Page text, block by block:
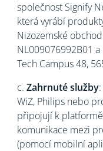
společnost Signify
která vyrábí
Nizozemské
NL009076992B01
Tech Campus 48,
c. Zahrnuté služby
WiZ, Philips nebo
připojují k
komunikace mezi
(pomocí mobilní